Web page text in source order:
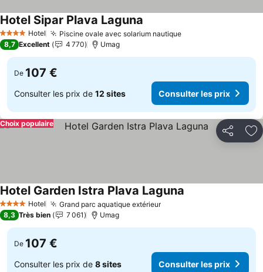
4 Étoiles Hotel Piscine ovale avec solarium nautique
Hotel Sipar Plava Laguna
8,7 Excellent 4 770 Umag
De 107 €
Consulter les prix de 12 sites Consulter les prix
Partager
Choix populaire
4 Étoiles Hotel Grand parc aquatique extérieur
Hotel Garden Istra Plava Laguna
8,3 Très bien 7 061 Umag
De 107 €
Consulter les prix de 8 sites Consulter les prix